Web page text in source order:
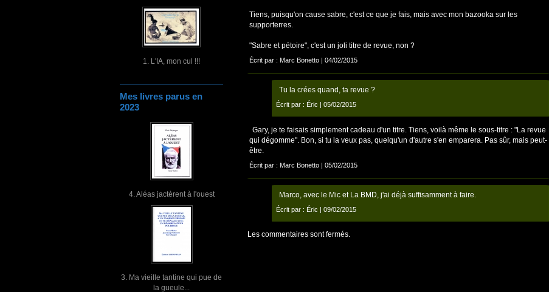
1. L'IA, mon cul !!!
Mes livres parus en
2023
4. Aléas jactèrent à l'ouest
3. Ma vieille tantine qui pue de
la gueule...
Tiens, puisqu'on cause sabre, c'est ce que je fais, mais avec mon bazooka sur les
supporterres.
"Sabre et pétoire", c'est un joli titre de revue, non ?
Écrit par : Marc Bonetto | 04/02/2015
Tu la crées quand, ta revue ?
Écrit par : Éric | 05/02/2015
Gary, je te faisais simplement cadeau d'un titre. Tiens, voilà même le sous-titre : "La revue
qui dégomme". Bon, si tu la veux pas, quelqu'un d'autre s'en emparera. Pas sûr, mais peut-
être.
Écrit par : Marc Bonetto | 05/02/2015
Marco, avec le Mic et La BMD, j'ai déjà suffisamment à faire.
Écrit par : Éric | 09/02/2015
Les commentaires sont fermés.